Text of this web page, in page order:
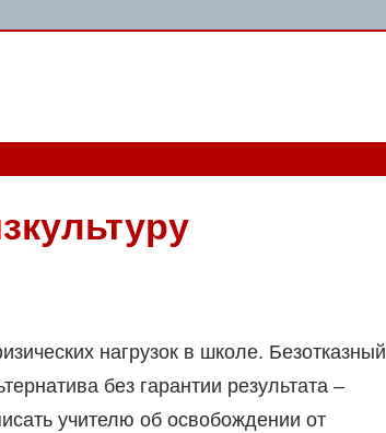
нагрузок в школе. Безотказный
без гарантии результата –
учителю об освобождении от